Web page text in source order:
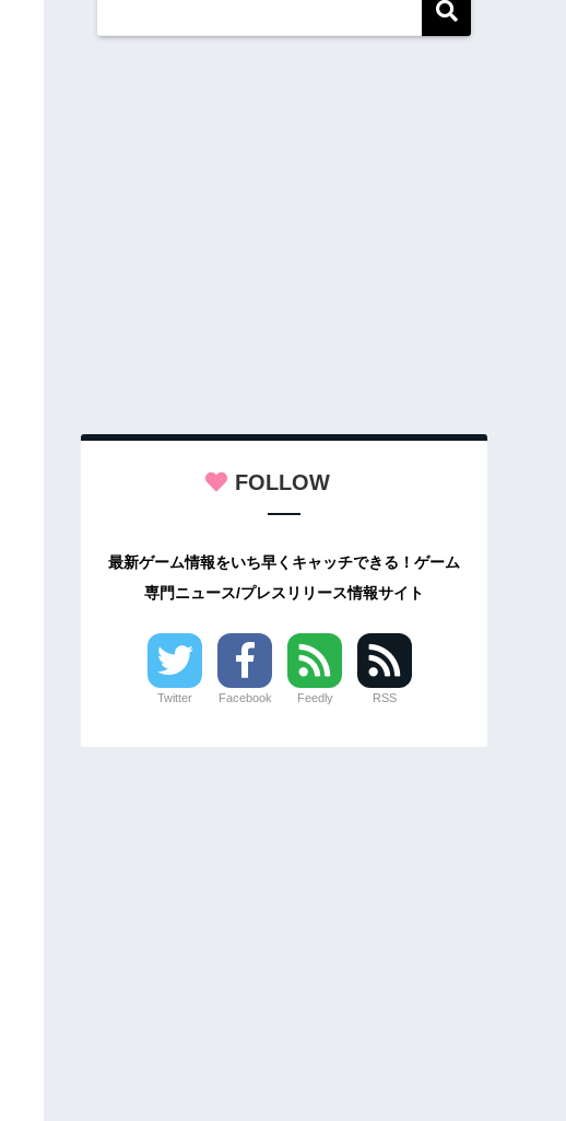
FOLLOW
最新ゲーム情報をいち早くキャッチできる！ゲーム
専門ニュース/プレスリリース情報サイト
Twitter Facebook Feedly RSS